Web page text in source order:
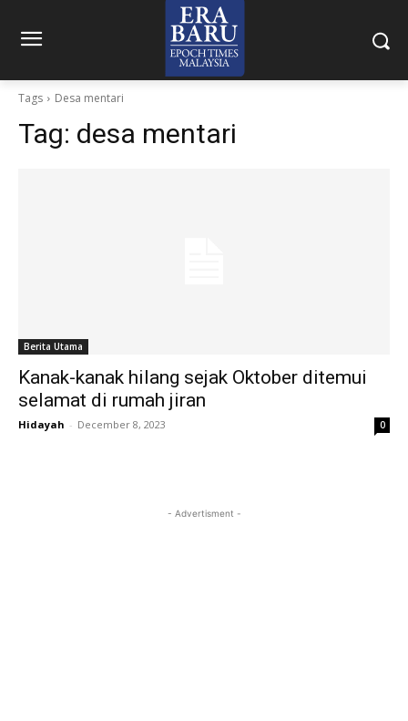
Tags Desa mentari
Tag: desa mentari
Berita Utama
Kanak-kanak hilang sejak Oktober ditemui
selamat di rumah jiran
Hidayah - December 8, 2023 0
- Advertisment -